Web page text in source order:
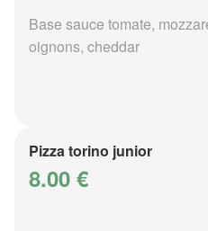
Base sauce tomate,
oignons, cheddar
Pizza torino junior
8.00 €